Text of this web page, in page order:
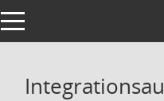
Toggle navigation